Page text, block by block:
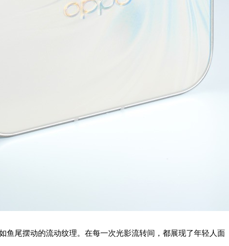
鱼尾摆动的流动纹理。在每一次光影流转间，都展现了年轻人面